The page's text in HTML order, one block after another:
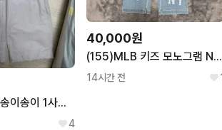
탄산마그네슘 송이송이 1사이즈 카고팬츠
4
40,000원
(155)MLB 키즈 모노그램 NY 데님 팬츠
14시간 전 1